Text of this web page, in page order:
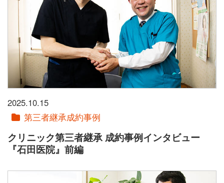
2025.10.15
第三者継承成約事例
クリニック第三者継承 成約事例インタビュー
『石田医院』前編